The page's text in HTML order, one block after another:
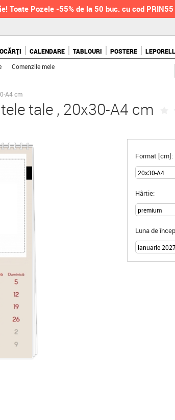
Toate Pozele -55% de la 50 buc. cu cod
CALENDARE TABLOURI POSTERE
Comenzile mele
A4 cm
tale , 20x30-A4 cm
Format [cm]:
Hârtie:
Luna de